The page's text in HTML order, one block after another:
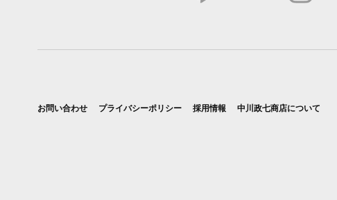
お問い合わせ プライバシーポリシー 採用情報 中川政七商店について